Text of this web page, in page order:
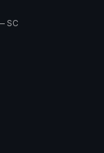
SC